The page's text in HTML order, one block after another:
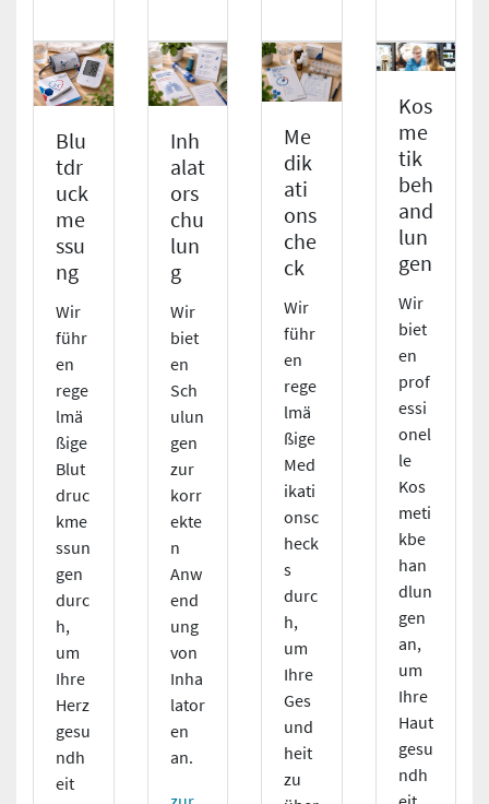
Blu
tdr
uck
me
ssu
ng
Wir
führ
en
rege
lmä
ßige
Blut
druc
kme
ssun
gen
durc
h,
um
Ihre
Herz
gesu
ndh
eit
Inh
alat
ors
chu
lun
g
Wir
biet
en
Sch
ulun
gen
zur
korr
ekte
n
Anw
end
ung
von
Inha
lator
en
an.
Me
dik
ati
ons
che
ck
Wir
führ
en
rege
lmä
ßige
Med
ikati
onsc
heck
s
durc
h,
um
Ihre
Ges
und
heit
zu
Kos
me
tik
beh
and
lun
gen
Wir
biet
en
prof
essi
onel
le
Kos
meti
kbe
han
dlun
gen
an,
um
Ihre
Haut
gesu
ndh